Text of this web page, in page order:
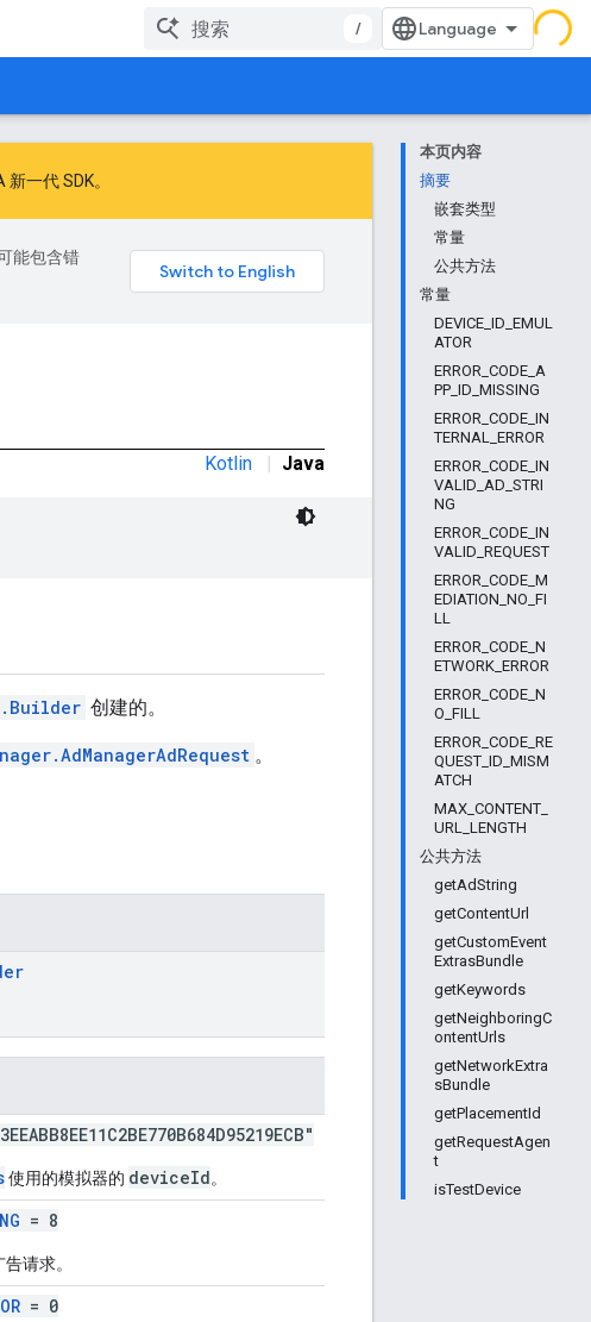
/
本页内容
摘要
嵌套类型
常量
公共方法
常量
DEVICE_ID_EMUL
ATOR
ERROR_CODE_A
PP_ID_MISSING
ERROR_CODE_IN
TERNAL_ERROR
ERROR_CODE_IN
VALID_AD_STRI
NG
ERROR_CODE_IN
VALID_REQUEST
ERROR_CODE_M
EDIATION_NO_FI
LL
ERROR_CODE_N
ETWORK_ERROR
ERROR_CODE_N
O_FILL
ERROR_CODE_RE
QUEST_ID_MISM
ATCH
MAX_CONTENT_
URL_LENGTH
公共方法
getAdString
getContentUrl
getCustomEvent
ExtrasBundle
getKeywords
getNeighboringC
ontentUrls
getNetworkExtra
sBundle
getPlacementId
getRequestAgen
t
isTestDevice
新一代 SDK。
能包含错
Kotlin | Java
创建的。
。
使用的模拟器的 deviceId。
= 8
请求。
= 0